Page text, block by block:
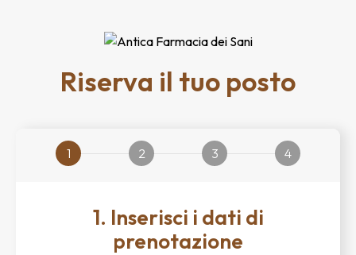
Riserva il tuo posto
1 2 3 4
1. Inserisci i dati di
prenotazione